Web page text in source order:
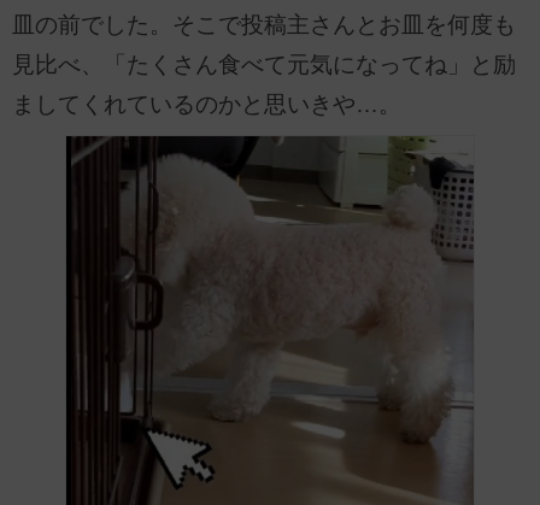
皿の前でした。そこで投稿主さんとお皿を何度も
見比べ、「たくさん食べて元気になってね」と励
ましてくれているのかと思いきや…。